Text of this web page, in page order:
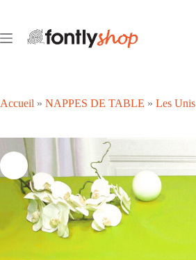
contenu
Accueil » NAPPES DE TABLE » Les Unis